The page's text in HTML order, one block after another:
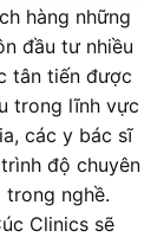
hàng những
đầu tư nhiều
tân tiến được
trong lĩnh vực
các y bác sĩ
độ chuyên
trong nghề.
Clinics sẽ